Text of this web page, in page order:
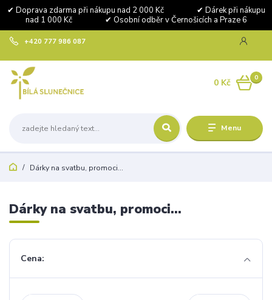
✔ Doprava zdarma při nákupu nad 2 000 Kč ✔ Dárek při nákupu
nad 1 000 Kč ✔ Osobní odběr v Černošicích a Praze 6
Menu
+420 777 986 087
0
0 Kč
Dárky na svatbu, promoci...
Dárky na svatbu, promoci...
Cena: